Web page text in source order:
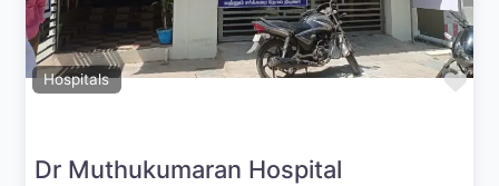
Hospitals
Dr Muthukumaran Hospital